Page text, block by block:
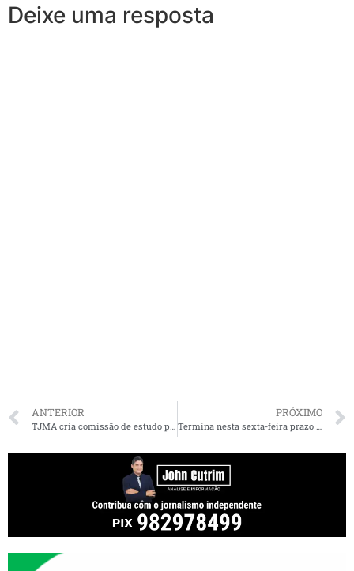
Deixe uma resposta
ANTERIOR PRÓXIMO